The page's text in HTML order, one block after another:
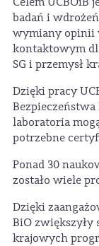
badań i
wymiany opinii
kontaktowym
SG i przemysł
Dzięki pracy
Bezpieczeństwa
laboratoria
potrzebne
Ponad 30
zostało wiele
Dzięki
BiO zwiększyły
krajowych